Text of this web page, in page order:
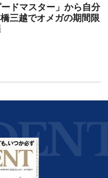
ドマスター」から自分
三越でオメガの期間限